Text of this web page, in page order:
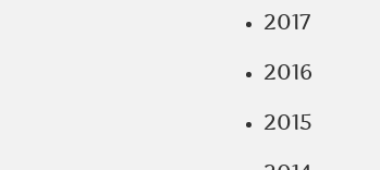
2017
2016
2015